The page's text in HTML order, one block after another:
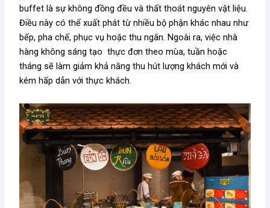
buffet là sự không đồng đều và thất thoát nguyên vật liệu.
Điều này có thể xuất phát từ nhiều bộ phận khác nhau như
bếp, pha chế, phục vụ hoặc thu ngân. Ngoài ra, việc nhà
hàng không sáng tạo thực đơn theo mùa, tuần hoặc
tháng sẽ làm giảm khả năng thu hút lượng khách mới và
kém hấp dẫn với thực khách.